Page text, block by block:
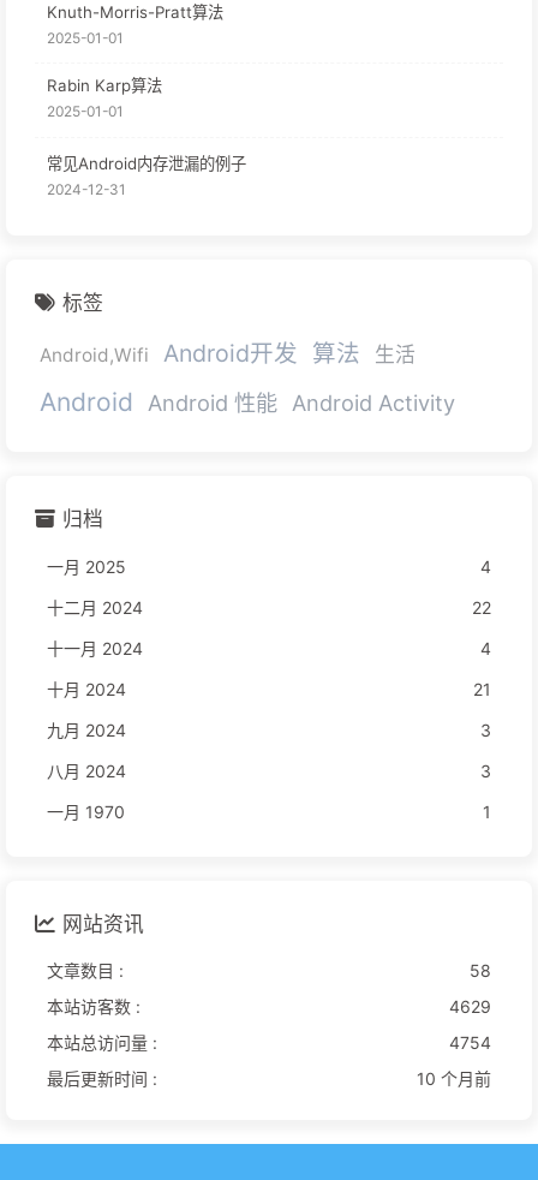
Knuth-Morris-Pratt算法
2025-01-01
Rabin Karp算法
2025-01-01
常见Android内存泄漏的例子
2024-12-31
标签
Android,Wifi Android开发 算法 生活
Android Android 性能 Android Activity
归档
一月 2025
4
十二月 2024
22
十一月 2024
4
十月 2024
21
九月 2024
3
八月 2024
3
一月 1970
1
网站资讯
文章数目 :
58
本站访客数 :
4629
本站总访问量 :
4754
最后更新时间 :
10 个月前